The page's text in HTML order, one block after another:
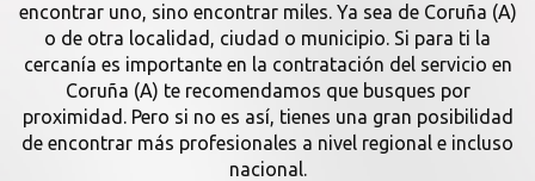
encontrar uno, sino encontrar miles. Ya sea de Coruña (A)
o de otra localidad, ciudad o municipio. Si para ti la
cercanía es importante en la contratación del servicio en
Coruña (A) te recomendamos que busques por
proximidad. Pero si no es así, tienes una gran posibilidad
de encontrar más profesionales a nivel regional e incluso
nacional.